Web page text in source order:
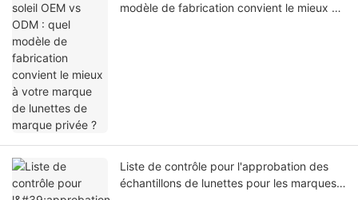
modèle de fabrication convient le mieux à
Liste de contrôle pour l'approbation des
échantillons de lunettes pour les marques